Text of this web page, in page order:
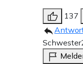
137
Schwester